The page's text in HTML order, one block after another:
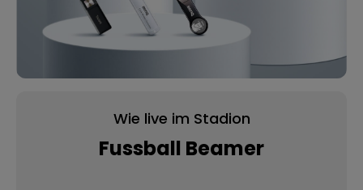
Wie live im Stadion
Fussball Beamer